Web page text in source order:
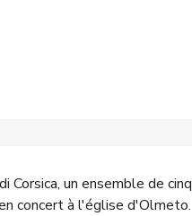
un ensemble de cinq
concert à l'église d'Olmeto.